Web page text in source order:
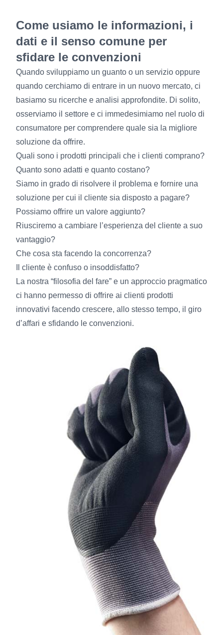
Come usiamo le informazioni, i
dati e il senso comune per
sfidare le convenzioni
Quando sviluppiamo un guanto o un servizio oppure
quando cerchiamo di entrare in un nuovo mercato, ci
basiamo su ricerche e analisi approfondite. Di solito,
osserviamo il settore e ci immedesimiamo nel ruolo di
consumatore per comprendere quale sia la migliore
soluzione da offrire.
Quali sono i prodotti principali che i clienti comprano?
Quanto sono adatti e quanto costano?
Siamo in grado di risolvere il problema e fornire una
soluzione per cui il cliente sia disposto a pagare?
Possiamo offrire un valore aggiunto?
Riusciremo a cambiare l’esperienza del cliente a suo
vantaggio?
Che cosa sta facendo la concorrenza?
Il cliente è confuso o insoddisfatto?
La nostra “filosofia del fare” e un approccio pragmatico
ci hanno permesso di offrire ai clienti prodotti
innovativi facendo crescere, allo stesso tempo, il giro
d’affari e sfidando le convenzioni.